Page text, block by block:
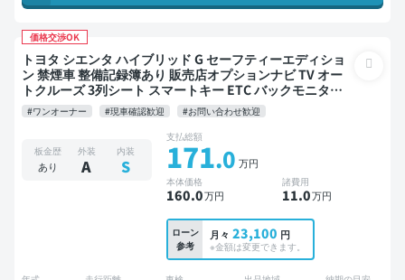
価格交渉OK
トヨタ シエンタ ハイブリッド G セーフティーエディショ
ン 禁煙車 整備記録簿あり 販売店オプションナビ TV オー
トクルーズ 3列シート スマートキー ETC バックモニター
全方位カメラ ドライブレコーダー 衝突軽減 両側電動スラ
イドドア 7人乗り
#ワンオーナー #現車確認歓迎 #お問い合わせ歓迎
板金歴
あり
外装
A
内装
S
支払総額
171.0 万円
本体価格
160.0万円
諸費用
11.0万円
ローン
参考
月々 23,100 円
※金額は変更できます。